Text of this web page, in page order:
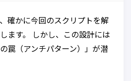
確かに今回のスクリプトを解
ます。 しかし、この設計には
罠（アンチパターン）」が潜